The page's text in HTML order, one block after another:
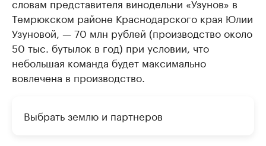
Темрюкском районе Краснодарского края Юлии
Узуновой, — 70 млн рублей (производство около
50 тыс. бутылок в год) при условии, что
небольшая команда будет максимально
вовлечена в производство.
Выбрать землю и партнеров